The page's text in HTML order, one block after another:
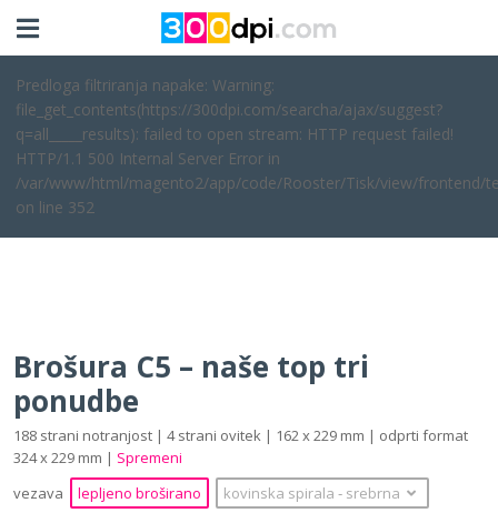
Predloga filtriranja napake: Warning:
file_get_contents(https://300dpi.com/searcha/ajax/suggest?
q=all_____results): failed to open stream: HTTP request failed!
HTTP/1.1 500 Internal Server Error in
/var/www/html/magento2/app/code/Rooster/Tisk/view/frontend/
on line 352
Brošura C5 – naše top tri
ponudbe
188 strani notranjost | 4 strani ovitek | 162 x 229 mm | odprti format
324 x 229 mm | Spremeni
vezava
lepljeno broširano kovinska spirala ‐ srebrna